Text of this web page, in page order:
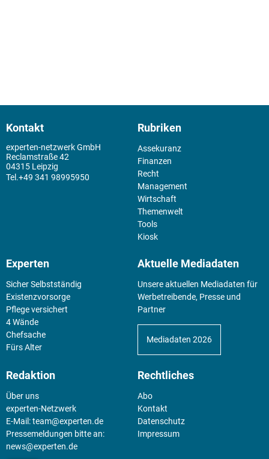
Kontakt
experten-netzwerk GmbH
Reclamstraße 42
04315 Leipzig
+49 341 98995950
Rubriken
Assekuranz
Finanzen
Recht
Management
Wirtschaft
Themenwelt
Tools
Kiosk
Experten
Sicher Selbstständig
Existenz­vorsorge
Pflege versichert
4 Wände
Chefsache
Fürs Alter
Aktuelle Mediadaten
Unsere aktuellen Mediadaten für
Werbetreibende, Presse und
Partner
Mediadaten 2026
Redaktion
Über uns
experten-Netzwerk
E-Mail:team@experten.de
Pressemeldungen bitte an:
news@experten.de
Rechtliches
Abo
Kontakt
Datenschutz
Impressum